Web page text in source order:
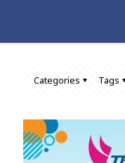
Categories Tags